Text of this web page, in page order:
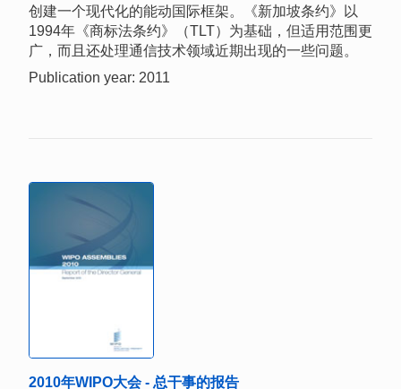
创建一个现代化的能动国际框架。《新加坡条约》以
1994年《商标法条约》（TLT）为基础，但适用范围更
广，而且还处理通信技术领域近期出现的一些问题。
Publication year: 2011
2010年WIPO大会 - 总干事的报告